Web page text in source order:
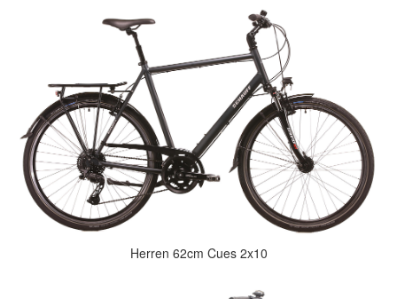
Herren 62cm Cues 2x10